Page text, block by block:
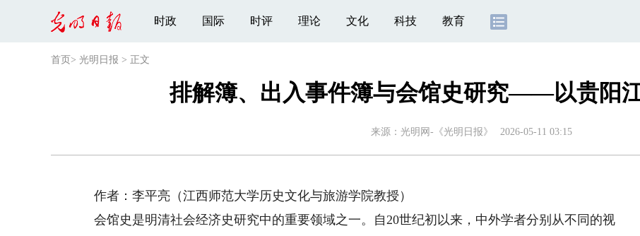
时政 国际 时评 理论 文化 科技 教育
首页 > 光明日报 > 正文
排解簿、出入事件簿与会馆史研究——以贵阳
来源： 光明网-《光明日报》 2026-05-11 03:15
作者：李平亮（江西师范大学历史文化与旅游学院教授）
会馆史是明清社会经济史研究中的重要领域之一。自20世纪初以来，中外学者分别从不同的视